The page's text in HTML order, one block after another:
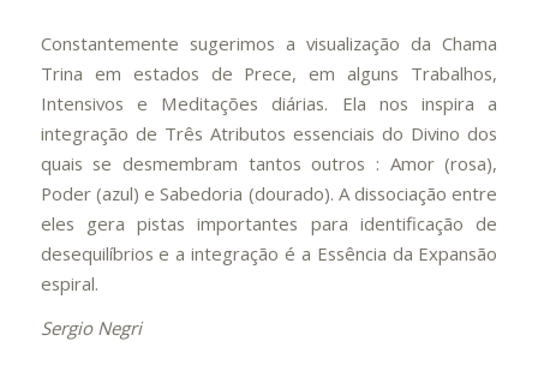
Constantemente sugerimos a visualização da Chama
Trina em estados de Prece, em alguns Trabalhos,
Intensivos e Meditações diárias. Ela nos inspira a
integração de Três Atributos essenciais do Divino dos
quais se desmembram tantos outros : Amor (rosa),
Poder (azul) e Sabedoria (dourado). A dissociação entre
eles gera pistas importantes para identificação de
desequilíbrios e a integração é a Essência da Expansão
espiral.
Sergio Negri